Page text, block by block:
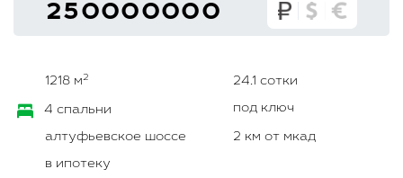
250000000
1218 м2 24.1 сотки
4 спальни под ключ
алтуфьевское шоссе 2 км от мкад
в ипотеку